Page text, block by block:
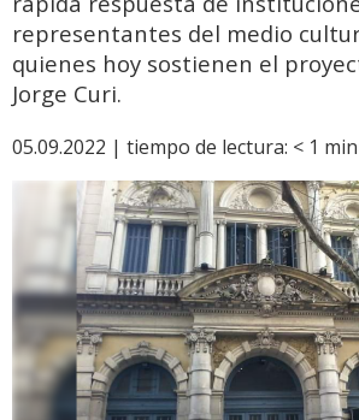
representantes del medio
quienes hoy sostienen el
Jorge Curi.
05.09.2022 | tiempo de lectura: < 1